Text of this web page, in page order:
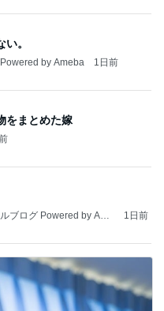
。
by Ameba 1日前
をまとめた嫁
ブログ Powered by Ame
1日前